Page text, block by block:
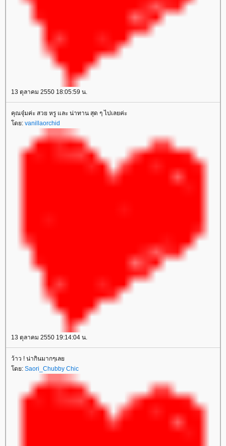
13 ตุลาคม 2550 18:05:59 น.
คุณจุ๋มค่ะ สวย หรู และ น่าทาน สุด ๆ ไปเลยค่ะ
โดย: vanillaorchid
13 ตุลาคม 2550 19:14:04 น.
ว้าว ! น่ากินมากๆเลย
โดย: Saori_Chubby Chic